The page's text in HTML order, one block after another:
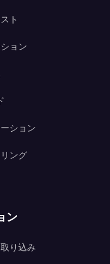
ト
ョン
ション
ング
ン
り込み